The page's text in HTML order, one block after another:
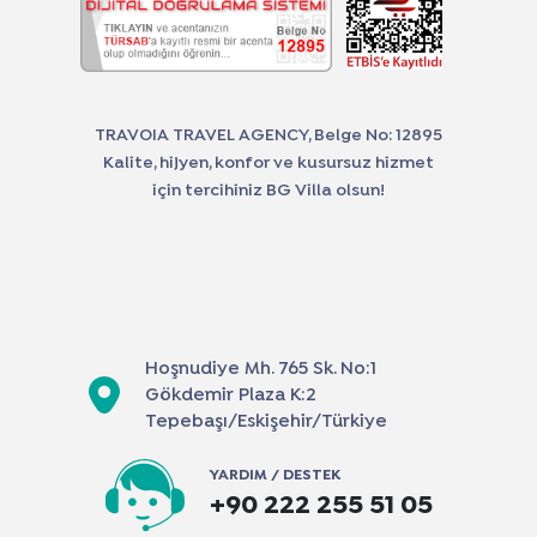
TRAVOIA TRAVEL AGENCY, Belge No: 12895
Kalite, hijyen, konfor ve kusursuz hizmet
için tercihiniz BG Villa olsun!
Hoşnudiye Mh. 765 Sk. No:1
Gökdemir Plaza K:2
Tepebaşı/Eskişehir/Türkiye
YARDIM / DESTEK
+90 222 255 51 05